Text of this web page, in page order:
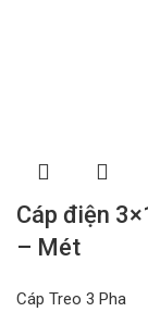
Cáp điện
– Mét
Cáp Treo 3 Pha